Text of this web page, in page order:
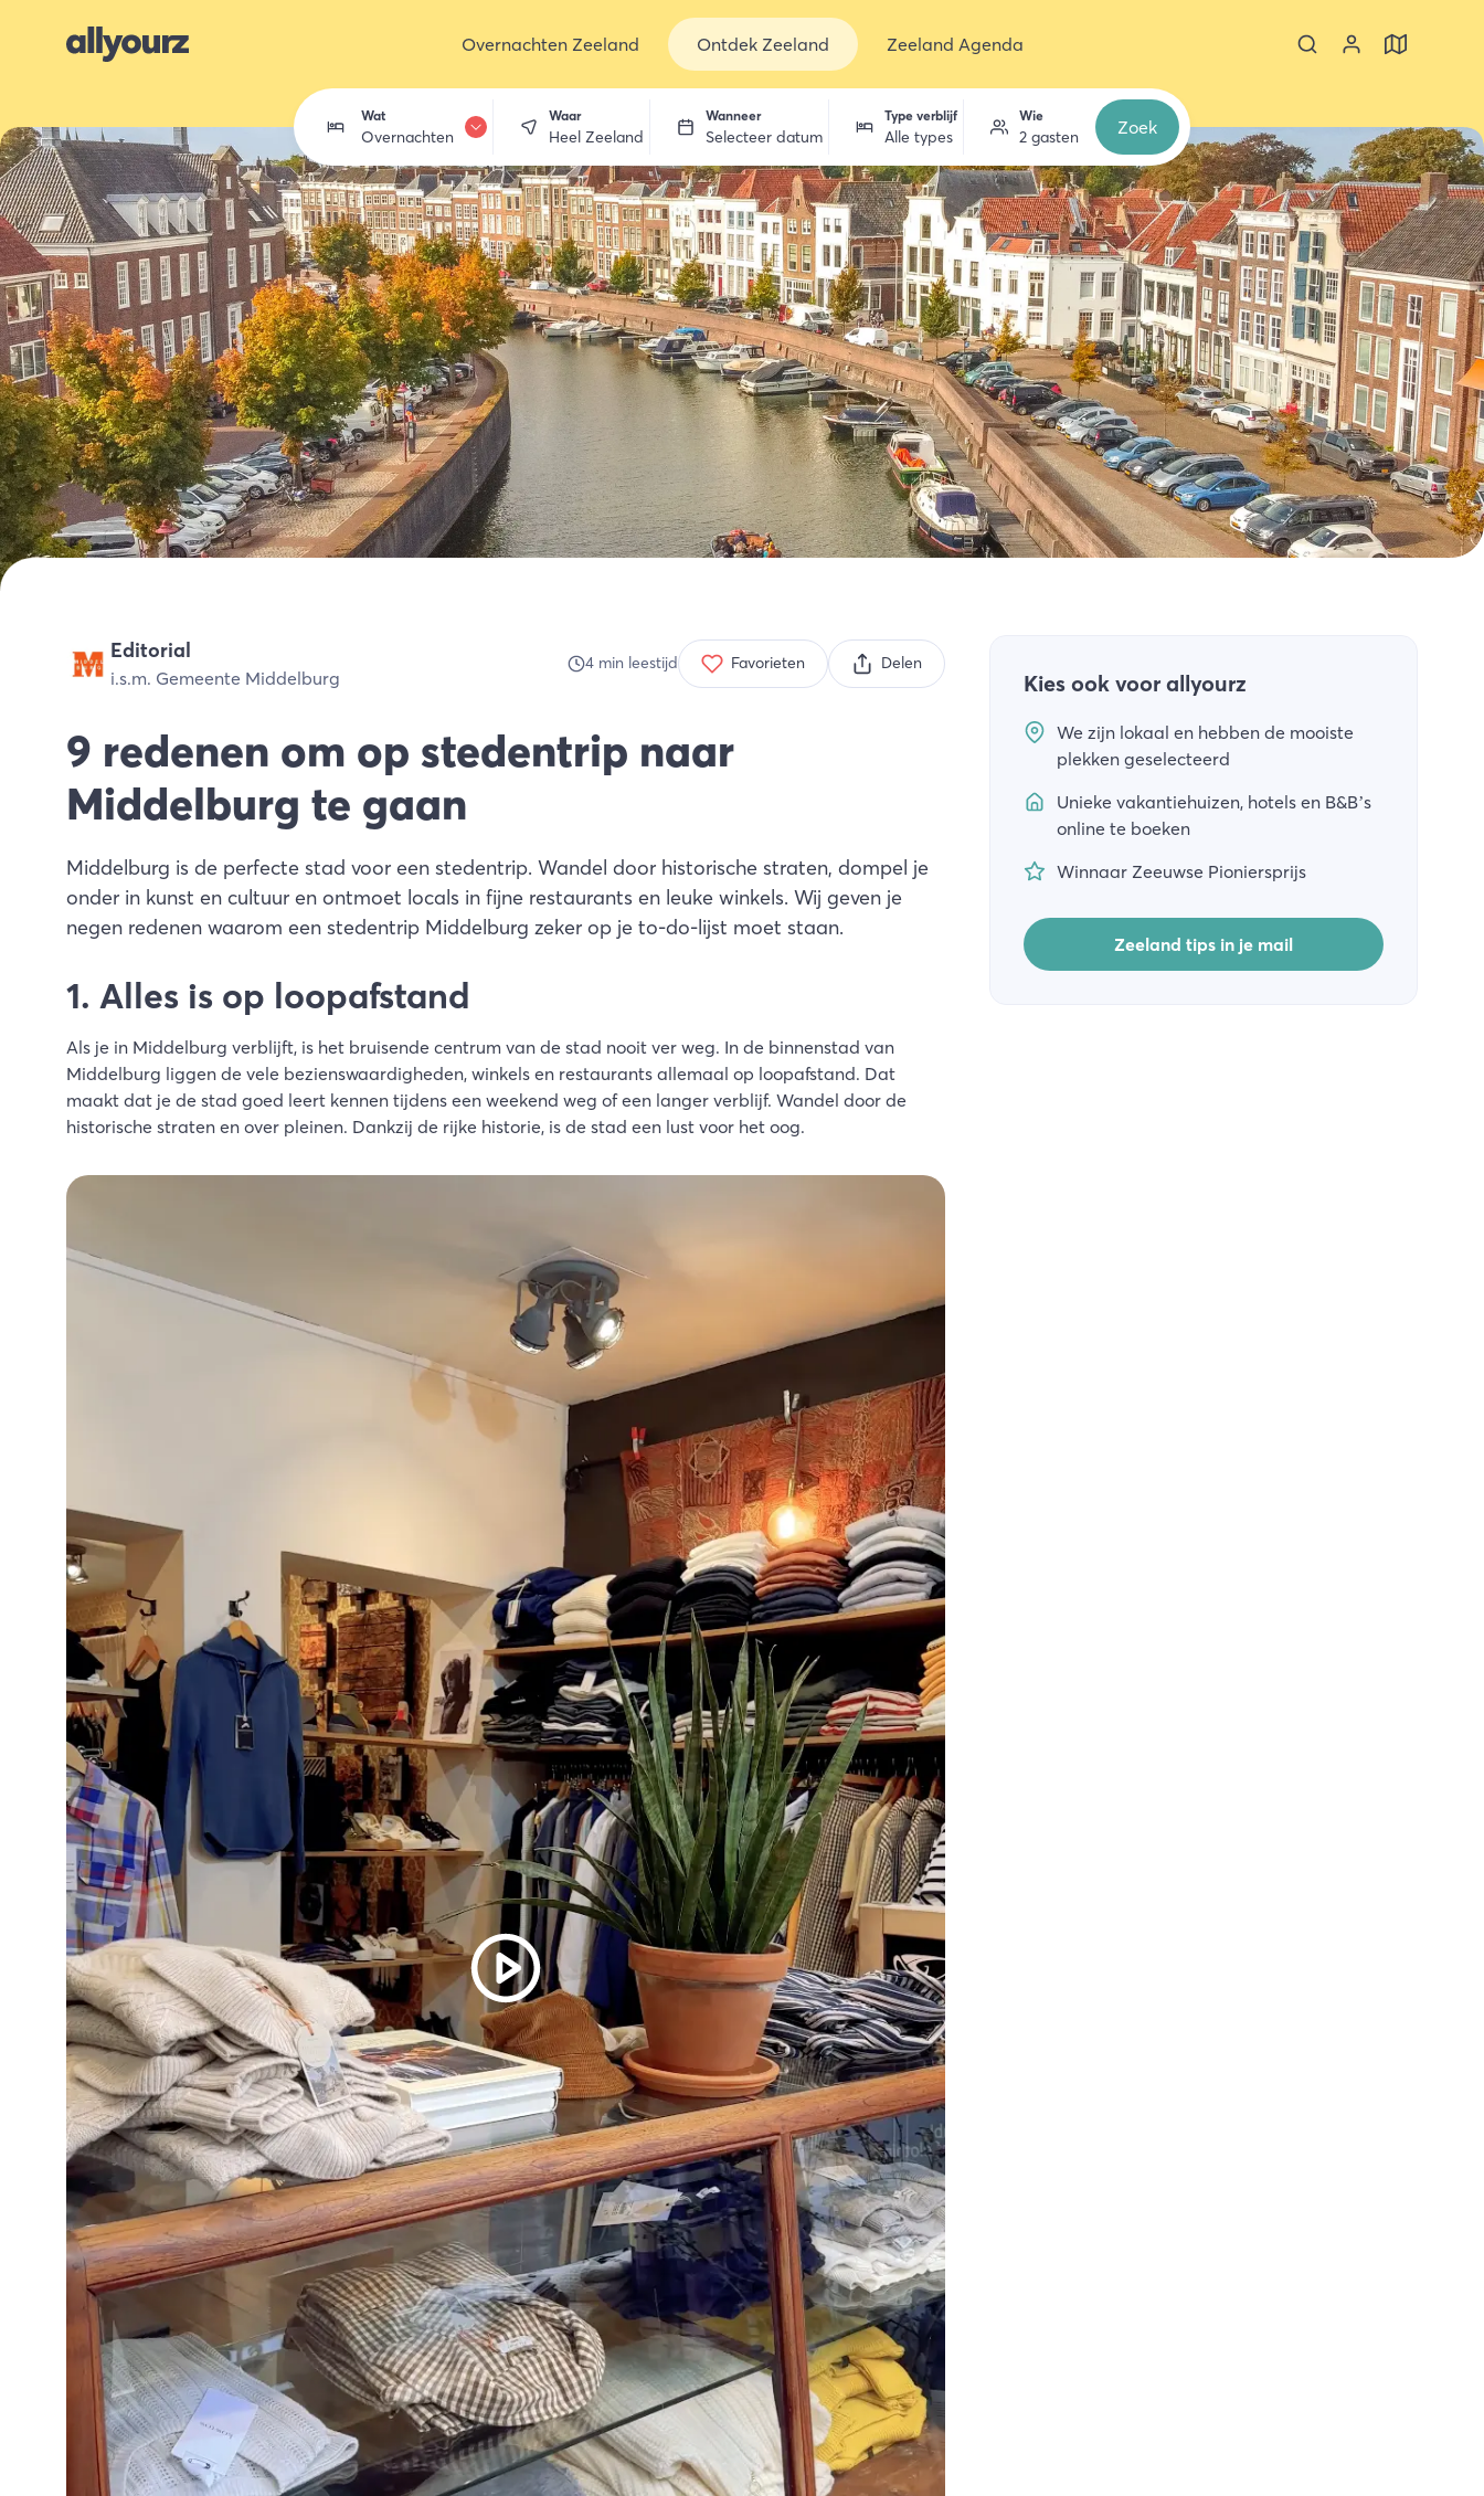
Overnachten Zeeland Ontdek Zeeland Zeeland Agenda
Wat
Overnachten
Overnachten
Eten & drinken
Activiteiten
Winkelen
Zeeland ontdekken
Waar
Heel Zeeland
Wanneer
Selecteer datum
Type verblijf
Alle types
Wie
2 gasten Zoek
9 redenen om op stedentrip naar
Middelburg te gaan
Middelburg is de perfecte stad voor een stedentrip. Wandel door historische straten, dompel je
onder in kunst en cultuur en ontmoet locals in fijne restaurants en leuke winkels. Wij geven je
negen redenen waarom een stedentrip Middelburg zeker op je to-do-lijst moet staan.
Editorial
i.s.m. Gemeente Middelburg
4min leestijd Favorieten Delen
1. Alles is op loopafstand
Als je in Middelburg verblijft, is het bruisende centrum van de stad nooit ver weg. In de binnenstad van
Middelburg liggen de vele bezienswaardigheden, winkels en restaurants allemaal op loopafstand. Dat
maakt dat je de stad goed leert kennen tijdens een weekend weg of een langer verblijf. Wandel door de
historische straten en over pleinen. Dankzij de rijke historie, is de stad een lust voor het oog.
Kies ook voor allyourz
We zijn lokaal en hebben de mooiste
plekken geselecteerd
Unieke vakantiehuizen, hotels en B&B’s
online te boeken
Winnaar Zeeuwse Pioniersprijs
Zeeland tips in je mail